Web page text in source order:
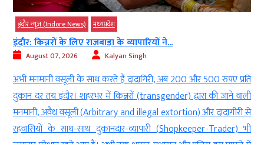
इंदौर न्यूज़ (Indore News) मध्‍यप्रदेश
इंदौर: किन्नरों के लिए राजबाड़ा के व्यापारियों ने...
August 07, 2026 Kalyan Singh
अभी मनमानी वसूली के साथ करते हैं दादागिरी, अब 200 और 500 रुपए प्रति
दुकान दर तय इंदौर। शहरभर में किन्नरों (transgender) द्वारा की जाने वाली
मनमानी, अवैध वसूली (Arbitrary and illegal extortion) और दादागीरी से
रहवासियों के साथ-साथ दुकानदार-व्यापारी (Shopkeeper-Trader) भी